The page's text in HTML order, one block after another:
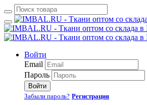
Войти
Email
Пароль
Войти
Забыли пароль? Регистрация